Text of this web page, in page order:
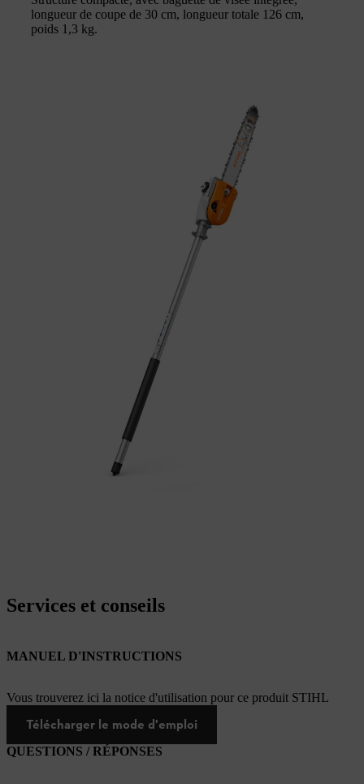
longueur de coupe de 30 cm, longueur totale 126 cm,
poids 1,3 kg.
Services et conseils
MANUEL D'INSTRUCTIONS
Vous trouverez ici la notice d'utilisation pour ce produit STIHL
Télécharger le mode d'emploi
QUESTIONS / RÉPONSES